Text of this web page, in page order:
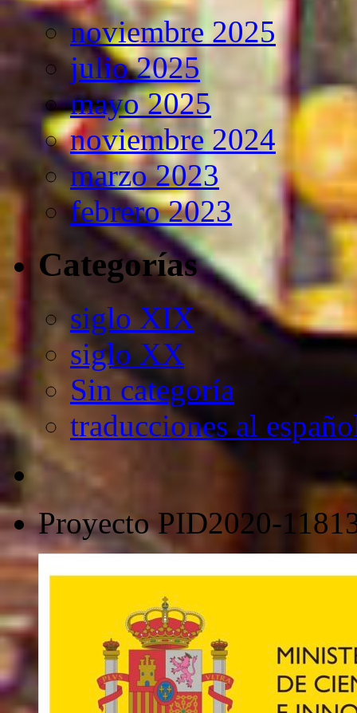
noviembre 2025
julio 2025
mayo 2025
noviembre 2024
marzo 2023
febrero 2023
Categorías
siglo XIX
siglo XX
Sin categoría
traducciones al
Proyecto PID2020-